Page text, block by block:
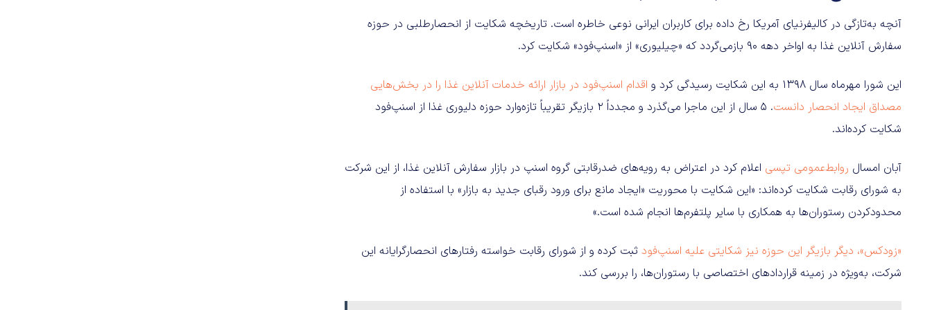
آنچه به‌تازگی در کالیفرنیای آمریکا رخ داده برای کاربران ایرانی نوعی خاطره است. تاریخچه شکایت از انحصارطلبی در حوزه
سفارش آنلاین غذا به اواخر دهه 90 بازمی‌گردد که «چیلیوری» از «اسنپ‌فود» شکایت کرد.
این شورا مهرماه سال 1398 به این شکایت رسیدگی کرد و
اقدام اسنپ‌فود در بازار ارائه خدمات آنلاین غذا را در بخش‌هایی
مصداق ایجاد انحصار دانست
. 5 سال از این ماجرا می‌گذرد و مجدداً 2 بازیگر تقریباً تازه‌وارد حوزه دلیوری غذا از اسنپ‌فود
شکایت کرده‌اند.
آبان امسال روابط‌عمومی تپسی اعلام کرد در اعتراض به رویه‌های ضدرقابتی گروه اسنپ در بازار سفارش آنلاین غذا، از این شرکت
به شورای رقابت شکایت کرده‌اند: «این شکایت با محوریت «ایجاد مانع برای ورود رقبای جدید به بازار» با استفاده از
محدودکردن رستوران‌ها به همکاری با سایر پلتفرم‌ها انجام شده است.»
«زودکس»، دیگر بازیگر این حوزه نیز شکایتی علیه اسنپ‌فود ثبت کرده و از شورای رقابت خواسته رفتارهای انحصارگرایانه این
شرکت، به‌ویژه در زمینه قراردادهای اختصاصی با رستوران‌ها، را بررسی کند.